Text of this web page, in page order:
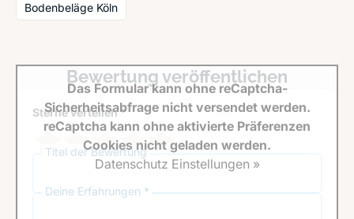
Bodenbeläge Köln
Bewertung veröffentlichen
Sterne verteilen *
Titel der Bewertung
Deine Erfahrungen *
Das Formular kann ohne reCaptcha-
Sicherheitsabfrage nicht versendet werden.
reCaptcha kann ohne aktivierte Präferenzen
Cookies nicht geladen werden.
Datenschutz Einstellungen »